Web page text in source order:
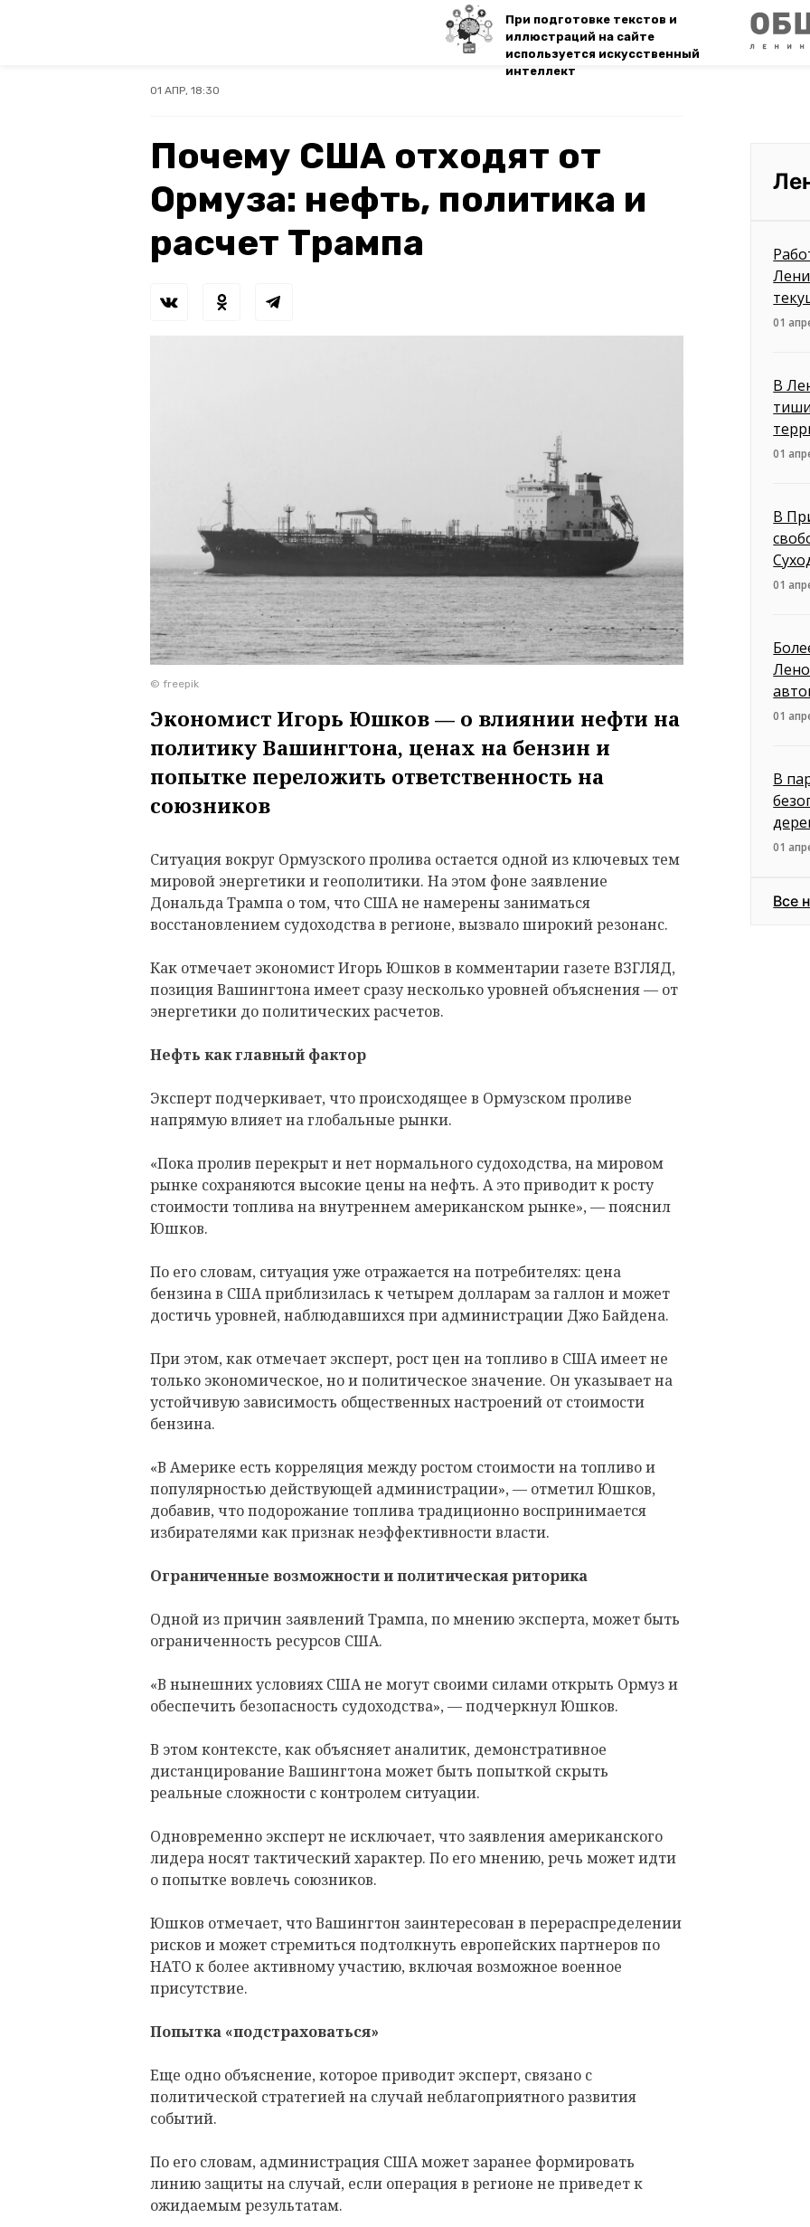
При подготовке текстов и
иллюстраций на сайте
используется искусственный
интеллект
01 АПР, 18:30
Почему США отходят от
Ормуза: нефть, политика и
расчет Трампа
© freepik
Экономист Игорь Юшков — о влиянии нефти на
политику Вашингтона, ценах на бензин и
попытке переложить ответственность на
союзников
Ситуация вокруг Ормузского пролива остается одной из ключевых тем
мировой энергетики и геополитики. На этом фоне заявление
Дональда Трампа о том, что США не намерены заниматься
восстановлением судоходства в регионе, вызвало широкий резонанс.
Как отмечает экономист Игорь Юшков в комментарии газете ВЗГЛЯД,
позиция Вашингтона имеет сразу несколько уровней объяснения — от
энергетики до политических расчетов.
Нефть как главный фактор
Эксперт подчеркивает, что происходящее в Ормузском проливе
напрямую влияет на глобальные рынки.
«Пока пролив перекрыт и нет нормального судоходства, на мировом
рынке сохраняются высокие цены на нефть. А это приводит к росту
стоимости топлива на внутреннем американском рынке», — пояснил
Юшков.
По его словам, ситуация уже отражается на потребителях: цена
бензина в США приблизилась к четырем долларам за галлон и может
достичь уровней, наблюдавшихся при администрации Джо Байдена.
При этом, как отмечает эксперт, рост цен на топливо в США имеет не
только экономическое, но и политическое значение. Он указывает на
устойчивую зависимость общественных настроений от стоимости
бензина.
«В Америке есть корреляция между ростом стоимости на топливо и
популярностью действующей администрации», — отметил Юшков,
добавив, что подорожание топлива традиционно воспринимается
избирателями как признак неэффективности власти.
Ограниченные возможности и политическая риторика
Одной из причин заявлений Трампа, по мнению эксперта, может быть
ограниченность ресурсов США.
«В нынешних условиях США не могут своими силами открыть Ормуз и
обеспечить безопасность судоходства», — подчеркнул Юшков.
В этом контексте, как объясняет аналитик, демонстративное
дистанцирование Вашингтона может быть попыткой скрыть
реальные сложности с контролем ситуации.
Одновременно эксперт не исключает, что заявления американского
лидера носят тактический характер. По его мнению, речь может идти
о попытке вовлечь союзников.
Юшков отмечает, что Вашингтон заинтересован в перераспределении
рисков и может стремиться подтолкнуть европейских партнеров по
НАТО к более активному участию, включая возможное военное
присутствие.
Попытка «подстраховаться»
Еще одно объяснение, которое приводит эксперт, связано с
политической стратегией на случай неблагоприятного развития
событий.
По его словам, администрация США может заранее формировать
линию защиты на случай, если операция в регионе не приведет к
ожидаемым результатам.
01
В
01
В
01
01
В
01
Все